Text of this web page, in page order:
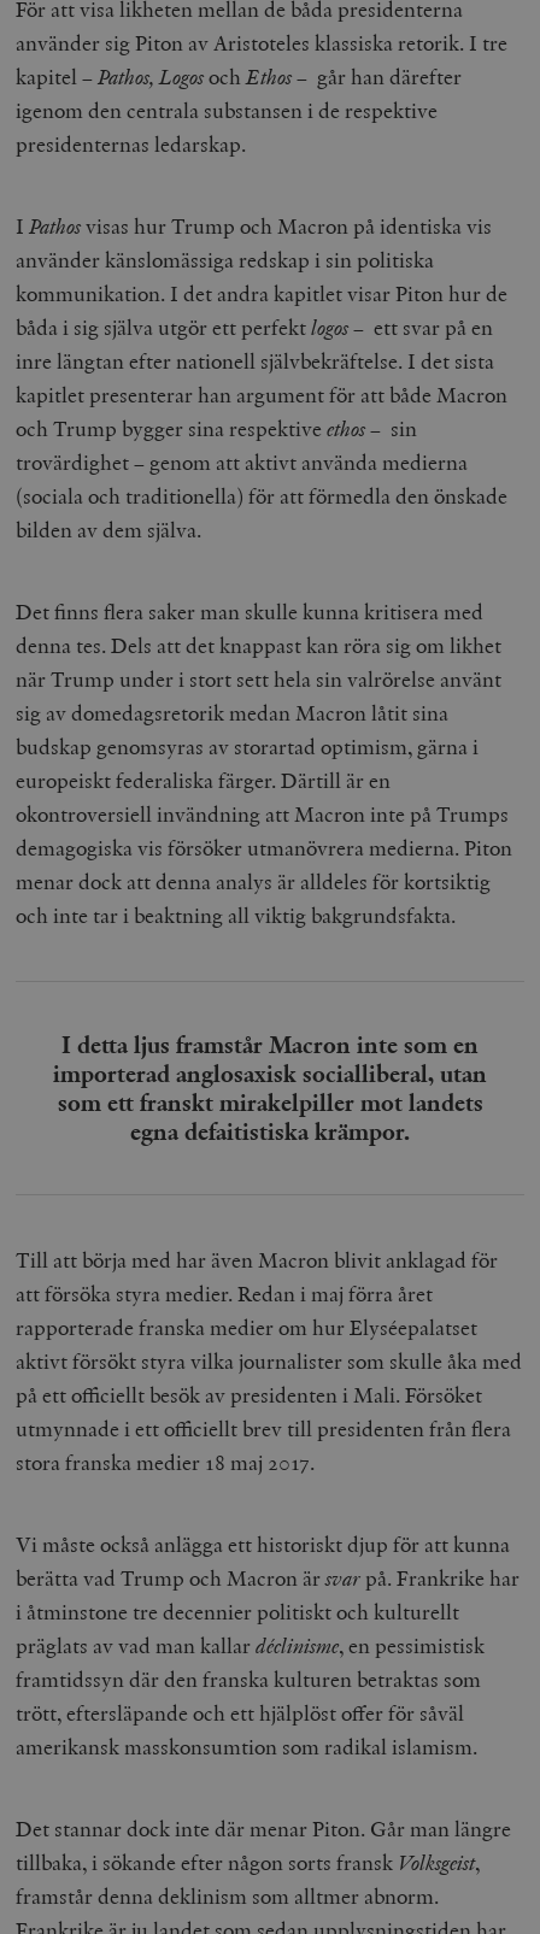
För att visa likheten mellan de båda presidenterna
använder sig Piton av Aristoteles klassiska retorik. I tre
kapitel –Pathos, LogosochEthos– går han därefter
igenom den centrala substansen i de respektive
presidenternas ledarskap.
IPathosvisas hur Trump och Macron på identiska vis
använder känslomässiga redskap i sin politiska
kommunikation. I det andra kapitlet visar Piton hur de
båda i sig själva utgör ett perfektlogos– ett svar på en
inre längtan efter nationell självbekräftelse. I det sista
kapitlet presenterar han argument för att både Macron
och Trump bygger sina respektiveethos– sin
trovärdighet – genom att aktivt använda medierna
(sociala och traditionella) för att förmedla den önskade
bilden av dem själva.
Det finns flera saker man skulle kunna kritisera med
denna tes. Dels att det knappast kan röra sig om likhet
när Trump under i stort sett hela sin valrörelse använt
sig av domedagsretorik medan Macron låtit sina
budskap genomsyras av storartad optimism, gärna i
europeiskt federaliska färger. Därtill är en
okontroversiell invändning att Macron inte på Trumps
demagogiska vis försöker utmanövrera medierna. Piton
menar dock att denna analys är alldeles för kortsiktig
och inte tar i beaktning all viktig bakgrundsfakta.
I detta ljus framstår Macron inte som en
importerad anglosaxisk socialliberal, utan
som ett franskt mirakelpiller mot landets
egna defaitistiska krämpor.
Till att börja med har även Macron blivit anklagad för
att försöka styra medier. Redan i maj förra året
rapporterade franska medier om hur Elyséepalatset
aktivt försökt styra vilka journalister som skulle åka med
på ett officiellt besök av presidenten i Mali. Försöket
utmynnade i ett officiellt brev till presidenten från flera
stora franska medier 18 maj 2017.
Vi måste också anlägga ett historiskt djup för att kunna
berätta vad Trump och Macron ärsvar på. Frankrike har
i åtminstone tre decennier politiskt och kulturellt
präglats av vad man kallardéclinisme, en pessimistisk
framtidssyn där den franska kulturen betraktas som
trött, eftersläpande och ett hjälplöst offer för såväl
amerikansk masskonsumtion som radikal islamism.
Det stannar dock inte där menar Piton. Går man längre
tillbaka, i sökande efter någon sorts fransk Volksgeist,
framstår denna deklinism som alltmer abnorm.